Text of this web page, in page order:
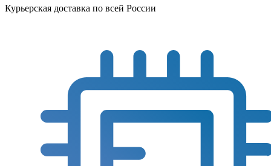
Курьерская доставка по всей России